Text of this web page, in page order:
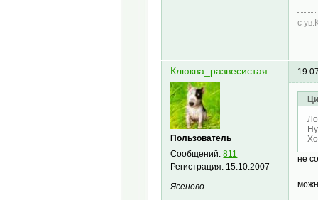
с
Клюква_развесистая
Пользователь
Сообщений:811
Регистрация: 15.10.2007
Ясенево
не